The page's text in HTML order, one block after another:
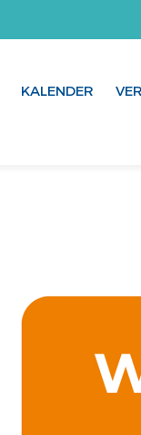
KALENDER